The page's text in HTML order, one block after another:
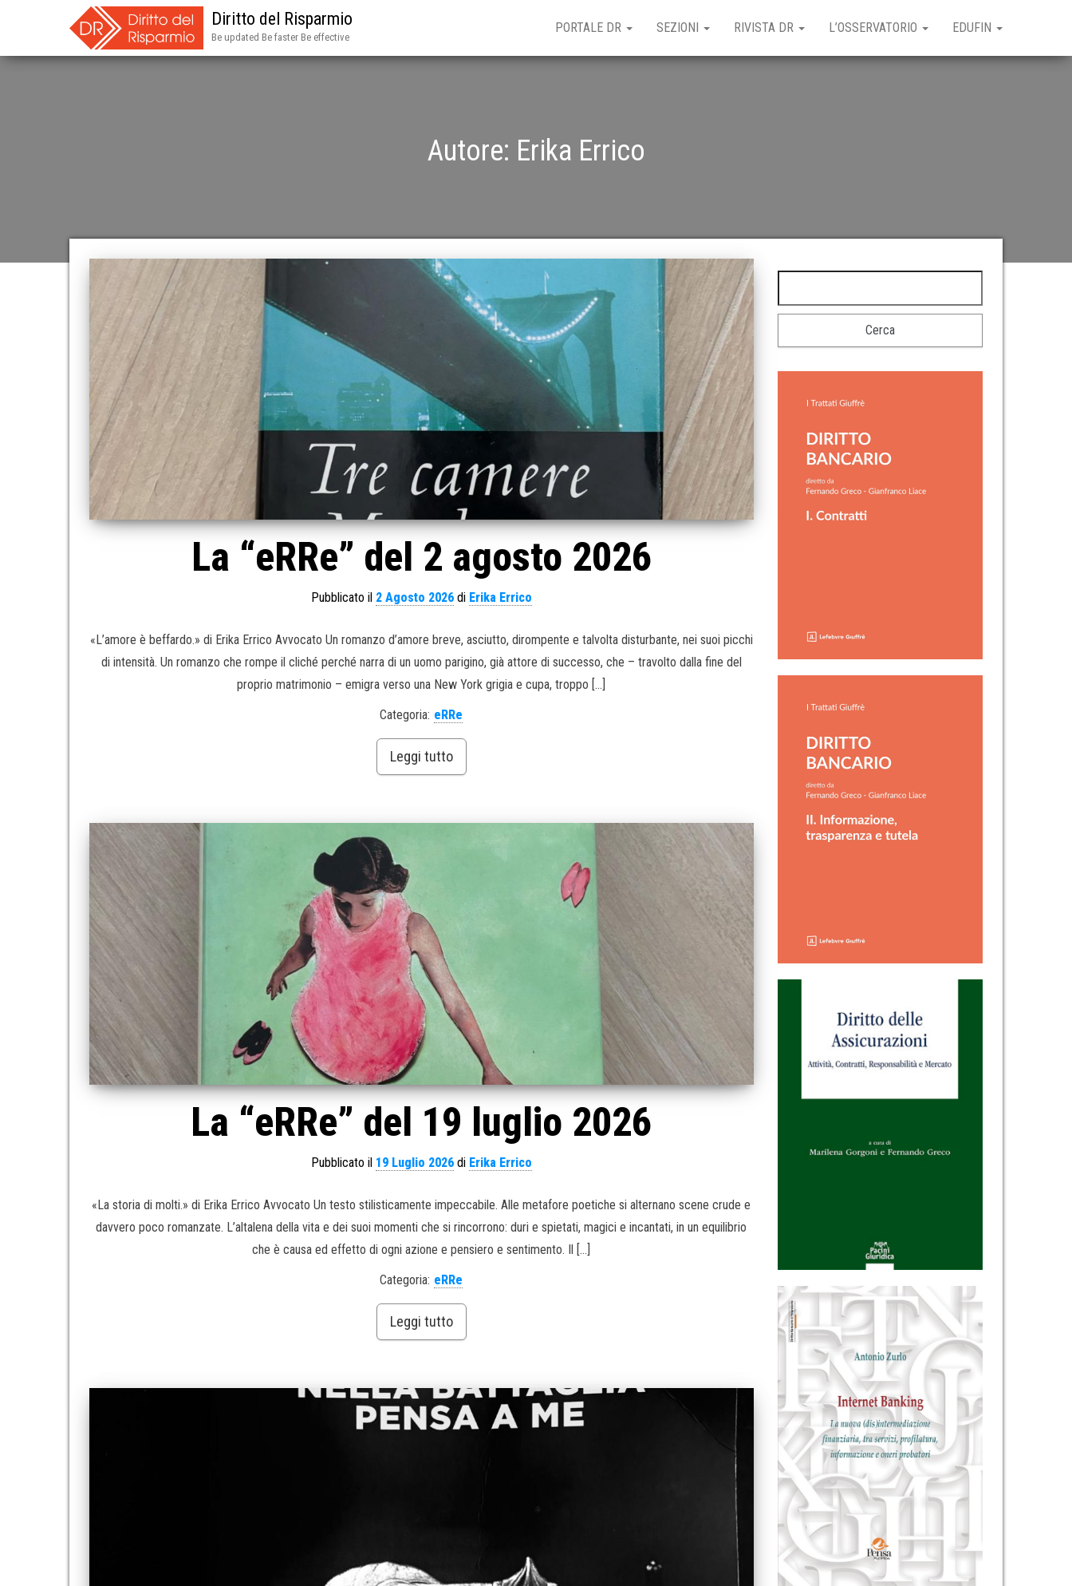
Diritto del Risparmio
Be updated Be faster Be effective
PORTALE DR SEZIONI RIVISTA DR L’OSSERVATORIO EDUFIN
Autore: Erika Errico
La “eRRe” del 2 agosto 2026
Pubblicato il 2 Agosto 2026di Erika Errico
«L’amore è beffardo.» di Erika Errico Avvocato Un romanzo d’amore breve, asciutto, dirompente e talvolta disturbante, nei suoi picchi
di intensità. Un romanzo che rompe il cliché perché narra di un uomo parigino, già attore di successo, che – travolto dalla fine del
proprio matrimonio – emigra verso una New York grigia e cupa, troppo […]
Categoria: eRRe
Leggi tutto
La “eRRe” del 19 luglio 2026
Pubblicato il 19 Luglio 2026di Erika Errico
«La storia di molti.» di Erika Errico Avvocato Un testo stilisticamente impeccabile. Alle metafore poetiche si alternano scene crude e
davvero poco romanzate. L’altalena della vita e dei suoi momenti che si rincorrono: duri e spietati, magici e incantati, in un equilibrio
che è causa ed effetto di ogni azione e pensiero e sentimento. Il […]
Categoria: eRRe
Leggi tutto